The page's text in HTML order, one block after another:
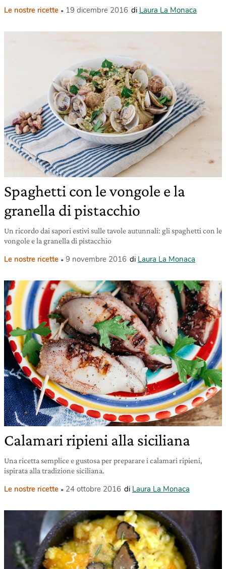
Le nostre ricette 19 dicembre 2016 di Laura La Monaca
Spaghetti con le vongole e la
granella di pistacchio
Un ricordo dai sapori estivi sulle tavole autunnali: gli spaghetti con le
vongole e la granella di pistacchio
Le nostre ricette 9 novembre 2016 di Laura La Monaca
Calamari ripieni alla siciliana
Una ricetta semplice e gustosa per preparare i calamari ripieni,
ispirata alla tradizione siciliana.
Le nostre ricette 24 ottobre 2016 di Laura La Monaca